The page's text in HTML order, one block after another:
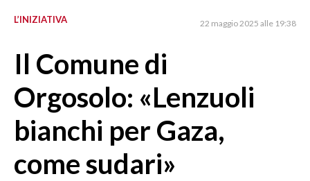
SULCIS IGLESIENTE
ORISTANO E PROVINCIA
GALLURA
NUORO E PROVINCIA
OGLIASTRA
AGENDA
L’INIZIATIVA 22 maggio 2025 alle 19:38
Il Comune di
Orgosolo: «Lenzuoli
bianchi per Gaza,
come sudari»